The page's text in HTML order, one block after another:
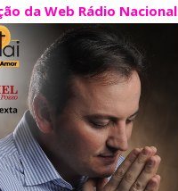
da Web Rádio Nacional